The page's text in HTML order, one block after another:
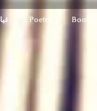
Poetry Books